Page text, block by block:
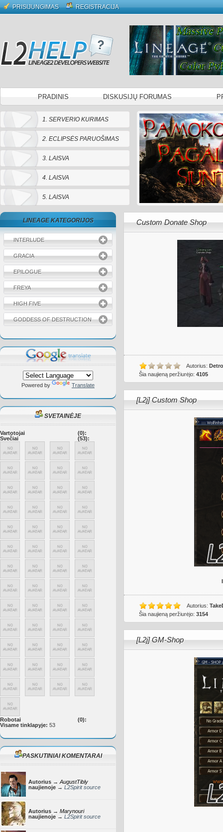
PRISIJUNGIMAS REGISTRACIJA
PRADINIS DISKUSIJŲ FORUMAS
1. SERVERIO KURIMAS
2. ECLIPSĖS PARUOŠIMAS
3. LAISVA
4. LAISVA
5. LAISVA
LINEAGE KATEGORIJOS
INTERLUDE
GRACIA
EPILOGUE
FREYA
HIGH FIVE
GODDESS OF DESTRUCTION
Powered by Translate
SVETAINĖJE
Vartotojai
(0):
Svečiai
(53):
Robotai
(0):
Visame tinklapyje: 53
PASKUTINIAI KOMENTARAI
Autorius → AugustTibly
naujienoje → L2Spirit source
Autorius → Marynouri
naujienoje → L2Spirit source
Custom Donate Shop
Autorius:
Šia naujieną peržiurėjo: 4105
[L2j] Custom Shop
Autorius:
Šia naujieną peržiurėjo: 3154
[L2j] GM-Shop